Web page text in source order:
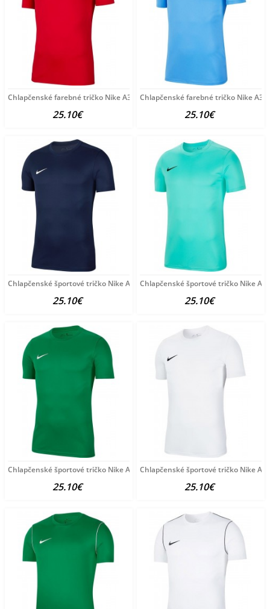
Chlapčenské farebné tričko Nike A3802
25.10€
Chlapčenské farebné tričko Nike
25.10€
Chlapčenské športové tričko Nike A3798
25.10€
Chlapčenské športové tričko Nike
25.10€
Chlapčenské športové tričko Nike A3796
25.10€
Chlapčenské športové tričko Nike
25.10€